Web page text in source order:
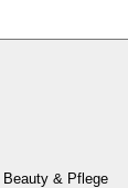
Beauty & Pflege